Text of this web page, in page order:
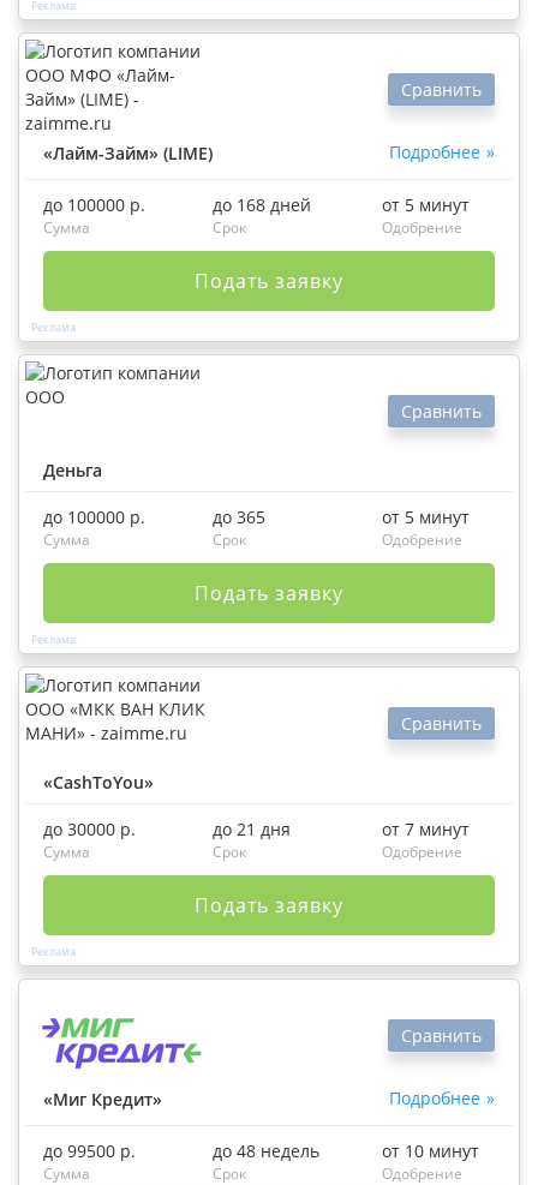
«Лайм-Займ» (LIME) Подробнее
Сравнить
до 100000 р.
Сумма
до 168 дней
Срок
от 5 минут
Одобрение
Подать заявку
Деньга
Сравнить
до 100000 р.
Сумма
до 365
Срок
от 5 минут
Одобрение
Подать заявку
«CashToYou»
Сравнить
до 30000 р.
Сумма
до 21 дня
Срок
от 7 минут
Одобрение
Подать заявку
«Миг Кредит» Подробнее
Сравнить
до 99500 р.
Сумма
до 48 недель
Срок
от 10 минут
Одобрение